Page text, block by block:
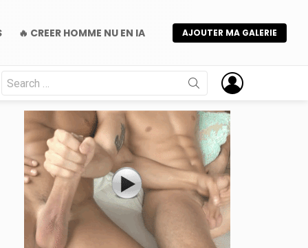
🔥 CREER HOMME NU EN IA AJOUTER MA GALERIE
Search
for: